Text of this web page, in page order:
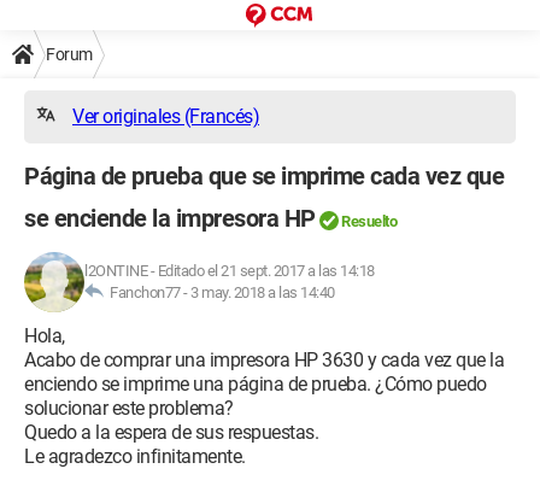
Forum
Ver originales (Francés)
Página de prueba que se imprime cada vez que
se enciende la impresora HP
Resuelto
l2ONTINE- Editado el 21 sept. 2017 a las 14:18
Fanchon77 - 3 may. 2018 a las 14:40
Hola,
Acabo de comprar una impresora HP 3630 y cada vez que la
enciendo se imprime una página de prueba. ¿Cómo puedo
solucionar este problema?
Quedo a la espera de sus respuestas.
Le agradezco infinitamente.